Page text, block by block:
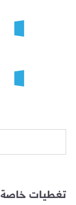
تغطيات خاصة